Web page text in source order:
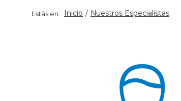
Estás en: Inicio Nuestros Especialistas